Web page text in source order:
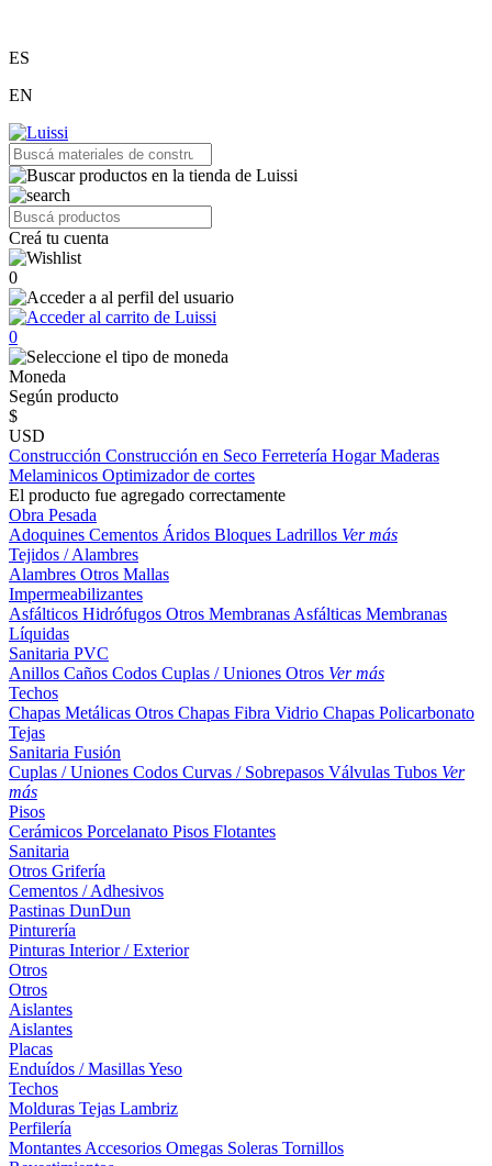
ES
EN
Creá tu cuenta
0
0
Moneda
Según producto
$
USD
Construcción Construcción en Seco Ferretería HogarMaderas
Melaminicos Optimizador de cortes
El producto fue agregado correctamente
Obra Pesada
Adoquines Cementos Áridos Bloques Ladrillos Ver más
Tejidos / Alambres
Alambres Otros Mallas
Impermeabilizantes
Asfálticos Hidrófugos Otros Membranas Asfálticas Membranas
Líquidas
Sanitaria PVC
Anillos Caños Codos Cuplas / Uniones Otros Ver más
Techos
Chapas Metálicas Otros Chapas Fibra Vidrio Chapas Policarbonato
Tejas
Sanitaria Fusión
Cuplas / Uniones Codos Curvas / Sobrepasos Válvulas Tubos Ver
más
Pisos
Cerámicos Porcelanato Pisos Flotantes
Sanitaria
Otros Grifería
Cementos / Adhesivos
Pastinas DunDun
Pinturería
Pinturas Interior / Exterior
Otros
Otros
Aislantes
Aislantes
Placas
Enduídos / MasillasYeso
Techos
Molduras Tejas Lambriz
Perfilería
Montantes Accesorios Omegas Soleras Tornillos